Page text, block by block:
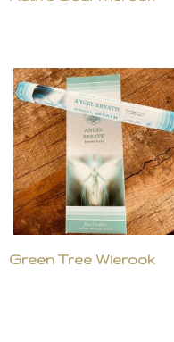
Green Tree Wierook